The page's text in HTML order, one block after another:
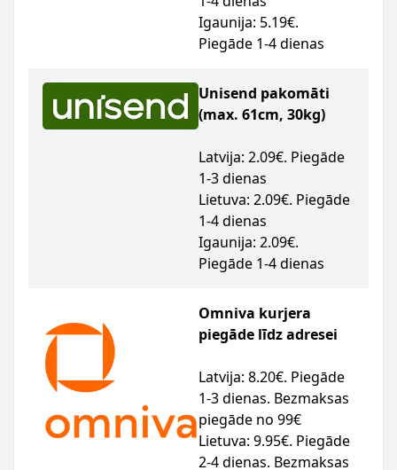
Igaunija: 5.19€.
Piegāde 1-4 dienas
Unisend pakomāti
(max. 61cm, 30kg)
Latvija: 2.09€. Piegāde
1-3 dienas
Lietuva: 2.09€. Piegāde
1-4 dienas
Igaunija: 2.09€.
Piegāde 1-4 dienas
Omniva kurjera
piegāde līdz adresei
Latvija: 8.20€. Piegāde
1-3 dienas. Bezmaksas
piegāde no 99€
Lietuva: 9.95€. Piegāde
2-4 dienas. Bezmaksas